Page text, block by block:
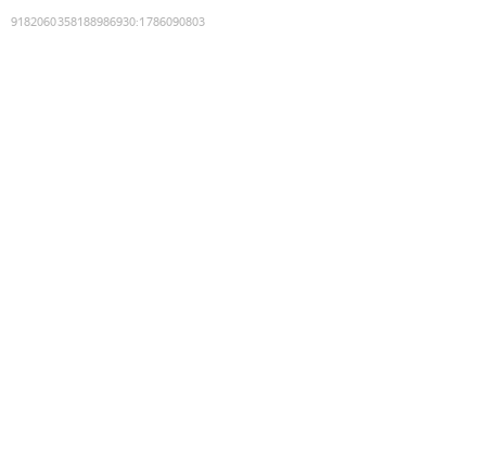
9182060358188986930:1786090803